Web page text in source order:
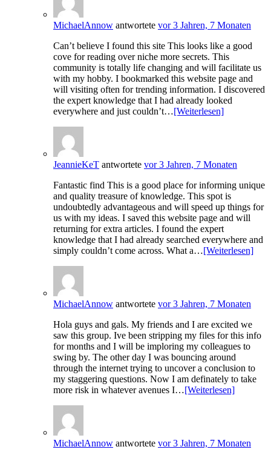
MichaelAnnow antwortete vor 3 Jahren, 7 Monaten
Can’t believe I found this site This looks like a good
cove for reading over niche more secrets. This
community is totally life changing and will facilitate us
with my hobby. I bookmarked this website page and
will visiting often for trending information. I discovered
the expert knowledge that I had already looked
everywhere and just couldn’t…[Weiterlesen]
JeannieKeT antwortete vor 3 Jahren, 7 Monaten
Fantastic find This is a good place for informing unique
and quality treasure of knowledge. This spot is
undoubtedly advantageous and will speed up things for
us with my ideas. I saved this website page and will
returning for extra articles. I found the expert
knowledge that I had already searched everywhere and
simply couldn’t come across. What a…[Weiterlesen]
MichaelAnnow antwortete vor 3 Jahren, 7 Monaten
Hola guys and gals. My friends and I are excited we
saw this group. Ive been stripping my files for this info
for months and I will be imploring my colleagues to
swing by. The other day I was bouncing around
through the internet trying to uncover a conclusion to
my staggering questions. Now I am definately to take
more risk in whatever avenues I…[Weiterlesen]
MichaelAnnow antwortete vor 3 Jahren, 7 Monaten